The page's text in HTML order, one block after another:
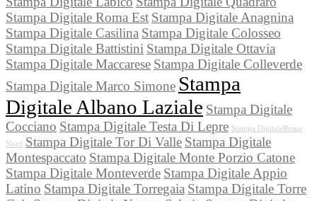
Stampa Digitale Roma Est Stampa Digitale Anagnina
Stampa Digitale Casilina Stampa Digitale Colosseo
Stampa Digitale Battistini Stampa Digitale Ottavia
Stampa Digitale Maccarese Stampa Digitale Colleverde
Stampa Digitale Marco Simone Stampa
Digitale Albano Laziale Stampa Digitale
Cocciano Stampa Digitale Testa Di Lepre Stampa DigitaleRoma
Nord
Stampa Digitale Tor Di Valle Stampa Digitale
Montespaccato Stampa Digitale Monte Porzio Catone
Stampa Digitale Monteverde Stampa Digitale Appio
Latino Stampa Digitale Torregaia Stampa Digitale Torre